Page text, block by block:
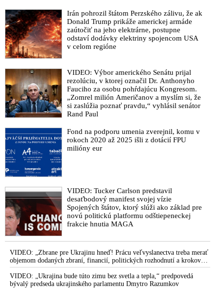
Irán pohrozil štátom Perzského zálivu, že ak
Donald Trump prikáže americkej armáde
zaútočiť na jeho elektrárne, postupne
odstaví dodávky elektriny spojencom USA
v celom regióne
VIDEO: Výbor amerického Senátu prijal
rezolúciu, v ktorej označil Dr. Anthonyho
Fauciho za osobu pohŕdajúcu Kongresom.
„Zomrel milión Američanov a myslím si, že
si zaslúžia poznať pravdu,“ vyhlásil senátor
Rand Paul
Fond na podporu umenia zverejnil, komu v
rokoch 2020 až 2025 išli z dotácií FPU
milióny eur
VIDEO: Tucker Carlson predstavil
desaťbodový manifest svojej vízie
Spojených štátov, ktorý slúži ako základ pre
novú politickú platformu odštiepeneckej
frakcie hnutia MAGA
VIDEO: „Zbrane pre Ukrajinu hneď! Prácu veľvyslanectva treba merať
objemom dodaných zbraní, financií, politických rozhodnutí a krokov
tlaku na nepriateľa,“ povedal Volodymyr Zelenskyj zhromaždeným
ukrajinským diplomatom v Kyjeve. Donald Trump mu potom odkázal,
že USA Ukrajine nedodajú protiraketové systémy Patriot
VIDEO: „Ukrajina bude túto zimu bez svetla a tepla,“ predpovedá
bývalý predseda ukrajinského parlamentu Dmytro Razumkov